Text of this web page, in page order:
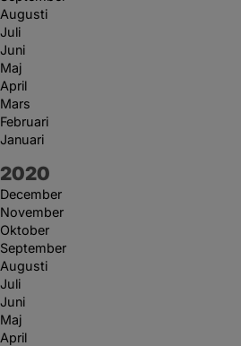
Augusti
Juli
Juni
Maj
April
Mars
Februari
Januari
År:
2020
December
November
Oktober
September
Augusti
Juli
Juni
Maj
April